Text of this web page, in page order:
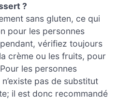
?
sans gluten, ce qui
pour les personnes
vérifiez toujours
crème ou les fruits, pour
les personnes
pas de substitut
il est donc recommandé